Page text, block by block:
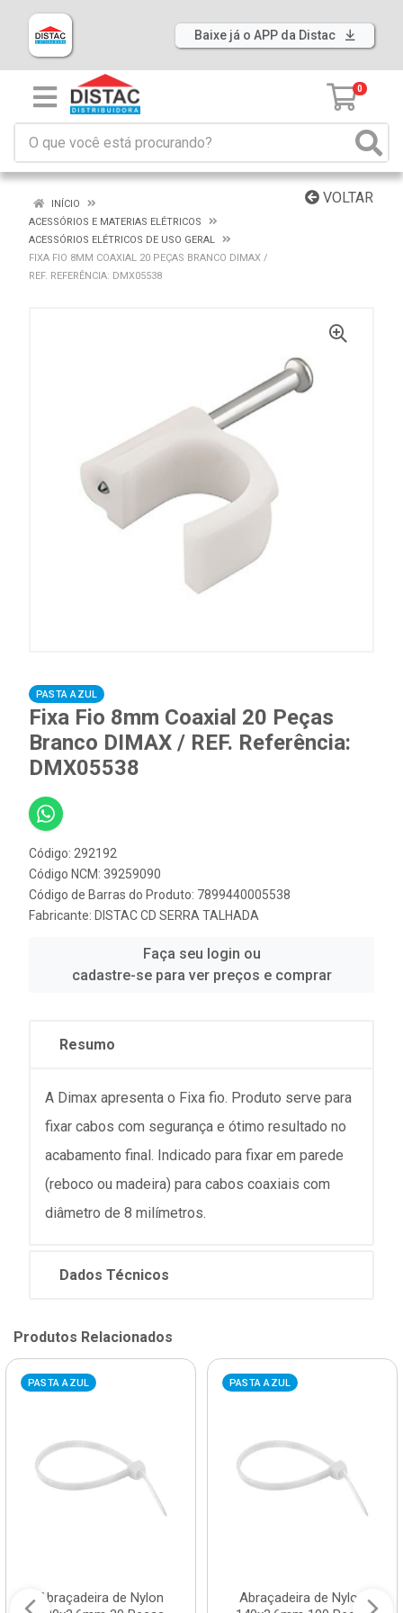
Baixe já o APP da Distac
0
VOLTAR
INÍCIO
ACESSÓRIOS E MATERIAS ELÉTRICOS
ACESSÓRIOS ELÉTRICOS DE USO GERAL
FIXA FIO 8MM COAXIAL 20 PEÇAS BRANCO DIMAX /
REF. REFERÊNCIA: DMX05538
PASTA AZUL
Fixa Fio 8mm Coaxial 20 Peças
Branco DIMAX / REF. Referência:
DMX05538
Código: 292192
Código NCM: 39259090
Código de Barras do Produto: 7899440005538
Fabricante: DISTAC CD SERRA TALHADA
Faça seu login ou
cadastre-se para ver preços e comprar
Resumo
A Dimax apresenta o Fixa fio. Produto serve para
fixar cabos com segurança e ótimo resultado no
acabamento final. Indicado para fixar em parede
(reboco ou madeira) para cabos coaxiais com
diâmetro de 8 milímetros.
Dados Técnicos
Produtos Relacionados
PASTA AZUL
Abraçadeira de Nylon
PASTA AZUL
Abraçadeira de Nylon